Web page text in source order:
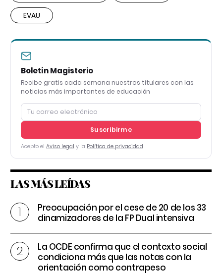
EVAU
Boletín Magisterio
Recibe gratis cada semana nuestros titulares con las
noticias más importantes de educación
Suscribirme
Acepto el Aviso legal y la Política de privacidad
LAS MÁS LEÍDAS
Preocupación por el cese de 20 de los 33
dinamizadores de la FP Dual intensiva
La OCDE confirma que el contexto social
condiciona más que las notas con la
orientación como contrapeso